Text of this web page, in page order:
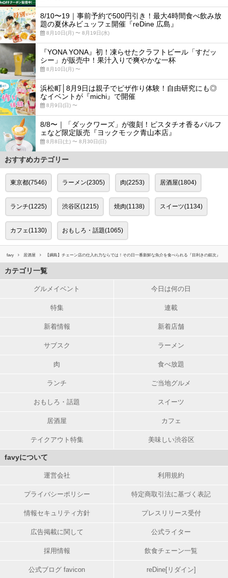
8/10〜19｜事前予約で500円引き！最大4時間食べ飲み放
題の夏休みビュッフェ開催『reDine 広島』
8月10日(月) 〜 8月19日(水)
『YONA YONA』初！凍らせたクラフトビール「すだッ
シー」が販売中！果汁入りで爽やかな一杯
8月10日(月) 〜
浜松町│8月9日は親子でピザ作り体験！自由研究にも◎
なイベントが『michi』で開催
8月9日(日) 〜
8/8〜｜「ダックワーズ」が復刻！ピスタチオ香るパルフ
ェなど限定販売『ヨックモック青山本店』
8月8日(土) 〜 8月30日(日)
おすすめカテゴリー
東京都(7546) ラーメン(2305) 肉(2253) 居酒屋(1804)
ランチ(1225) 渋谷区(1215) 焼肉(1138) スイーツ(1134)
カフェ(1130) おもしろ・話題(1065)
favy 居酒屋 【綱島】チェーン店の仕入れ力ならでは！その日一番新鮮な魚介を食べられる『目利きの銀次』
カテゴリ一覧
グルメイベント 今日は何の日
特集 連載
新着情報 新着店舗
サブスク ラーメン
肉 食べ放題
ランチ ご当地グルメ
おもしろ・話題 スイーツ
居酒屋 カフェ
テイクアウト特集 美味しい渋谷区
favyについて
運営会社 利用規約
プライバシーポリシー 特定商取引法に基づく表記
情報セキュリティ方針 プレスリリース受付
広告掲載に関して 公式ライター
採用情報 飲食チェーン一覧
公式ブログ favicon reDine[リダイン]